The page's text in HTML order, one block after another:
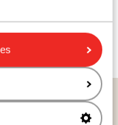
Dalmatië
Vodice